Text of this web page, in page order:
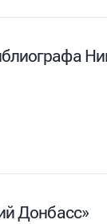
Донбасс»